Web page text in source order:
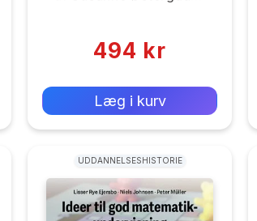
Hassinggaard Mia
Warming Jensen Finn
Rolighed Andersen
494 kr
Læg i kurv
UDDANNELSESHISTORIE